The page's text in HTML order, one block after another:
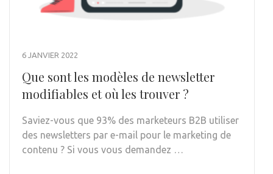
6 JANVIER 2022
Que sont les modèles de newsletter
modifiables et où les trouver ?
Saviez-vous que 93% des marketeurs B2B utiliser
des newsletters par e-mail pour le marketing de
contenu ? Si vous vous demandez …